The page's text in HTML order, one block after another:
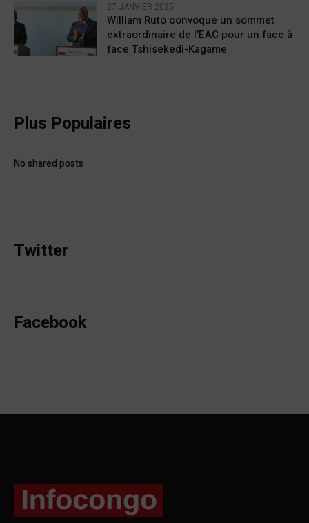
27 JANVIER 2025
William Ruto convoque un sommet
extraordinaire de l’EAC pour un face à
face Tshisekedi-Kagame
Plus Populaires
No shared posts
Twitter
Facebook